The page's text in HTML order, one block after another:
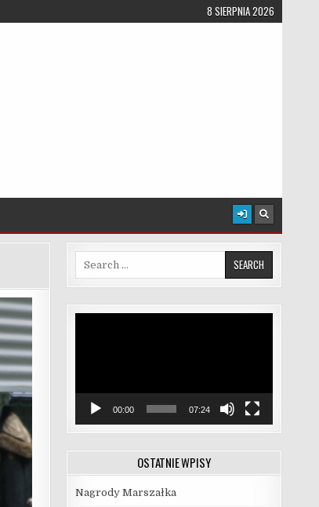
8 SIERPNIA 2026
Search for:
00:00 07:24
OSTATNIE WPISY
Nagrody Marszałka